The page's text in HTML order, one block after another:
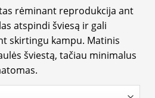
rėminant reprodukcija ant
atspindi šviesą ir gali
skirtingu kampu. Matinis
šviestą, tačiau minimalus